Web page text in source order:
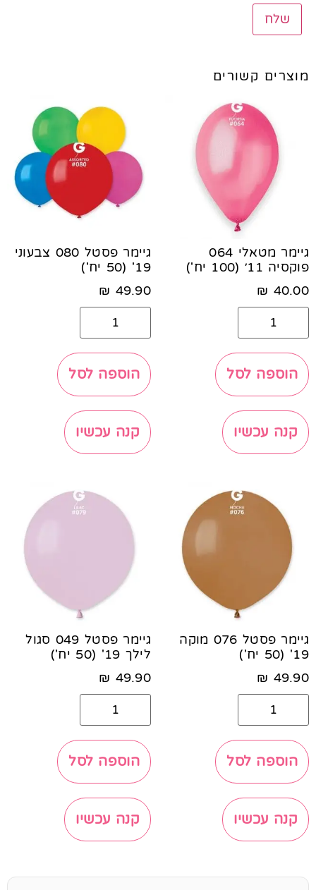
מוצרים קשורים
גיימר מטאלי 064
פוקסיה 11׳ (100 יח')
40.00
₪
הוספה לסל
קנה עכשיו
גיימר פסטל 080 צבעוני
19' (50 יח')
49.90
₪
הוספה לסל
קנה עכשיו
גיימר פסטל 076 מוקה
19' (50 יח')
49.90
₪
הוספה לסל
קנה עכשיו
גיימר פסטל 049 סגול
לילך 19' (50 יח')
49.90
₪
הוספה לסל
קנה עכשיו